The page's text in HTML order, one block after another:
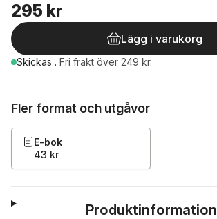
295 kr
Lägg i varukorg
Skickas . Fri frakt över 249 kr.
Fler format och utgåvor
E-bok
43 kr
Produktinformation